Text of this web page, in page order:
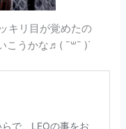
キリ目が覚めたの
うかな♬( ¯꒳​¯ )ᐝ